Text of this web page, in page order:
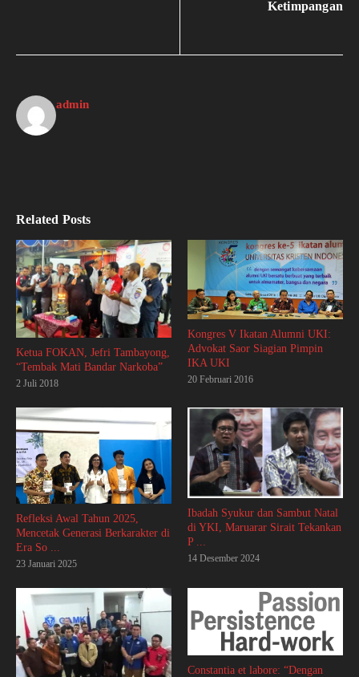
Ketimpangan
admin
Related Posts
Ketua FOKAN, Jefri Tambayong,
“Tembak Mati Bandar Narkoba”
2 Juli 2018
Kongres V Ikatan Alumni UKI:
Advokat Saor Siagian Pimpin
IKA UKI
20 Februari 2016
Refleksi Awal Tahun 2025,
Mencetak Generasi Berkarakter di
Era So ...
23 Januari 2025
Ibadah Syukur dan Sambut Natal
di YKI, Maruarar Sirait Tekankan
P ...
14 Desember 2024
Constantia et labore: “Dengan